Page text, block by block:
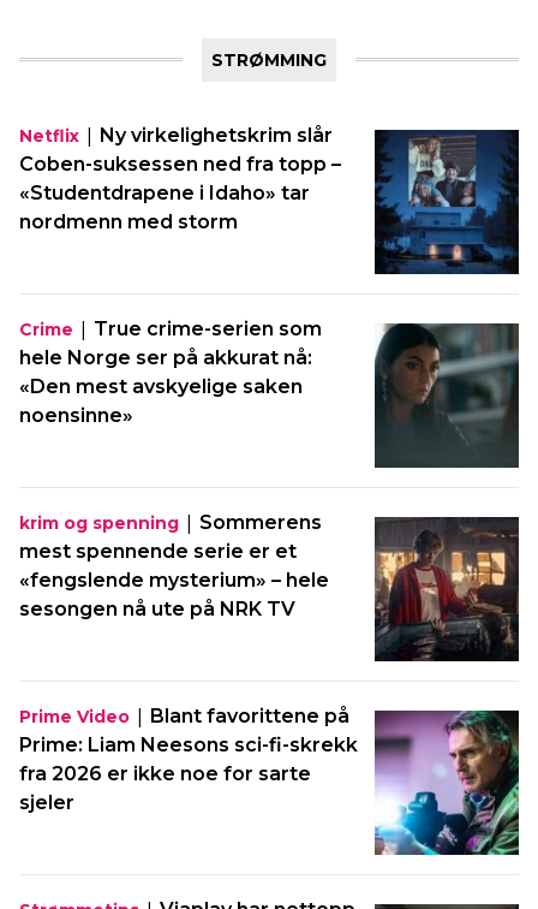
STRØMMING
Netflix | Ny virkelighetskrim slår
Coben-suksessen ned fra topp –
«Studentdrapene i Idaho» tar
nordmenn med storm
Crime | True crime-serien som
hele Norge ser på akkurat nå:
«Den mest avskyelige saken
noensinne»
krim og spenning | Sommerens
mest spennende serie er et
«fengslende mysterium» – hele
sesongen nå ute på NRK TV
Prime Video | Blant favorittene på
Prime: Liam Neesons sci-fi-skrekk
fra 2026 er ikke noe for sarte
sjeler